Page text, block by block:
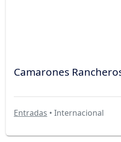
Camarones
Entradas • Internacional